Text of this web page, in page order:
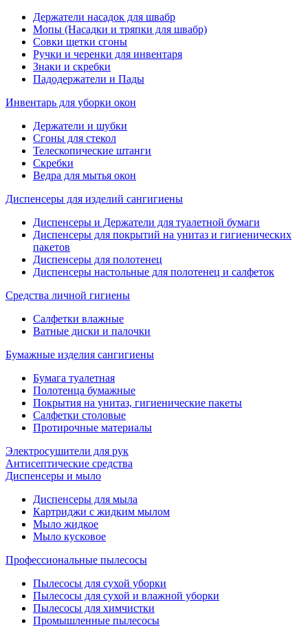
Держатели насадок для швабр
Мопы (Насадки и тряпки для швабр)
Совки щетки сгоны
Ручки и черенки для инвентаря
Знаки и скребки
Падодержатели и Пады
Инвентарь для уборки окон
Держатели и шубки
Сгоны для стекол
Телескопические штанги
Скребки
Ведра для мытья окон
Диспенсеры для изделий сангигиены
Диспенсеры и Держатели для туалетной бумаги
Диспенсеры для покрытий на унитаз и гигиенических
пакетов
Диспенсеры для полотенец
Диспенсеры настольные для полотенец и салфеток
Средства личной гигиены
Салфетки влажные
Ватные диски и палочки
Бумажные изделия сангигиены
Бумага туалетная
Полотенца бумажные
Покрытия на унитаз, гигиенические пакеты
Салфетки столовые
Протирочные материалы
Электросушители для рук
Антисептические средства
Диспенсеры и мыло
Диспенсеры для мыла
Картриджи с жидким мылом
Мыло жидкое
Мыло кусковое
Профессиональные пылесосы
Пылесосы для сухой уборки
Пылесосы для сухой и влажной уборки
Пылесосы для химчистки
Промышленные пылесосы